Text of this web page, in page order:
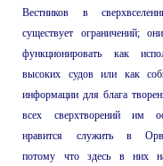
Вестников в
существует ограничений;
функционировать как
высоких судов или как
информации для блага
всех сверхтворений им
нравится служить в
потому что здесь в них